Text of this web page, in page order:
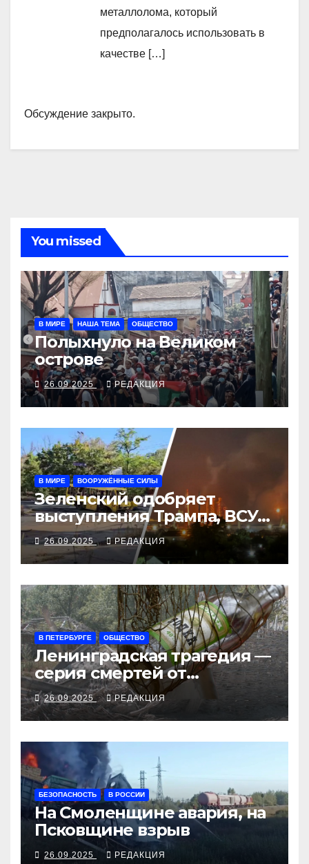
металлолома, который
предполагалось использовать в
качестве […]
Обсуждение закрыто.
You missed
В МИРЕ НАША ТЕМА ОБЩЕСТВО
Полыхнуло на Великом
острове
26.09.2025 РЕДАКЦИЯ
В МИРЕ ВООРУЖЁННЫЕ СИЛЫ
Зеленский одобряет
выступления Трампа, ВСУ
закрыли Добропольский
рубеж
26.09.2025 РЕДАКЦИЯ
В ПЕТЕРБУРГЕ ОБЩЕСТВО
Ленинградская трагедия —
серия смертей от
алкосуррогата
26.09.2025 РЕДАКЦИЯ
БЕЗОПАСНОСТЬ В РОССИИ
На Смоленщине авария, на
Псковщине взрыв
26.09.2025 РЕДАКЦИЯ